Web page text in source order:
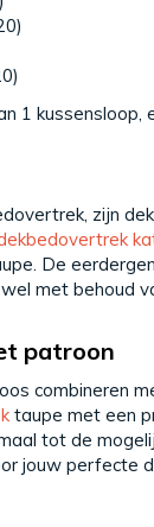
1
zijn
De
met behoud
patroon
combineren
taupe met een
tot de
jouw perfecte